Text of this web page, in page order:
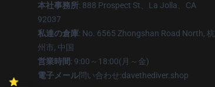
本社事務所: 888 Prospect St、La Jolla、CA
92037
私達の倉庫: No. 6565 Zhongshan Road North, 杭
州市, 中国
営業時間: 9:00～18:00(月～金)
電子メール問い合わせ:davethediver.shop